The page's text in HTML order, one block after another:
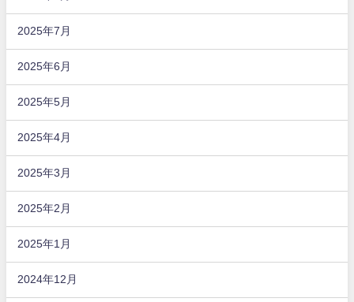
2025年7月
2025年6月
2025年5月
2025年4月
2025年3月
2025年2月
2025年1月
2024年12月